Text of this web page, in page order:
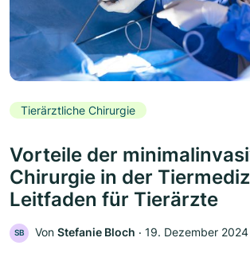
Tierärztliche Chirurgie
Vorteile der
Chirurgie in der
Leitfaden für Tierärzte
SB Von Stefanie Bloch ‧ 19. Dezember 2024